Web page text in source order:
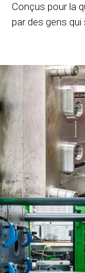
Conçus pour la
par des gens